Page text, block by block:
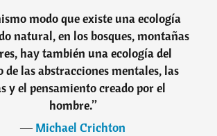
modo que existe una ecología
natural, en los bosques, montañas
hay también una ecología del
de las abstracciones mentales, las
y el pensamiento creado por el
hombre.”
―Michael Crichton